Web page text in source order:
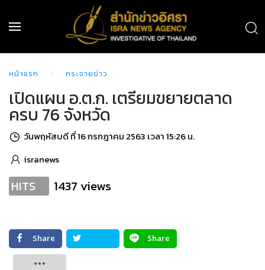
หน้าแรก กระจายข่าว
เปิดแผน อ.ต.ก. เตรียมขยายตลาด
ครบ 76 จังหวัด
วันพฤหัสบดี ที่ 16 กรกฎาคม 2563 เวลา 15:26 น.
isranews
HITS 1437 views
Share
Share